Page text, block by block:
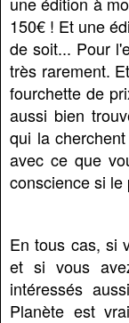
150€ ! Et une
de soit... Pour
très rarement.
fourchette de
aussi bien
qui la
avec ce que
conscience si
En tous cas, si
et si vous
intéressés
Planète est